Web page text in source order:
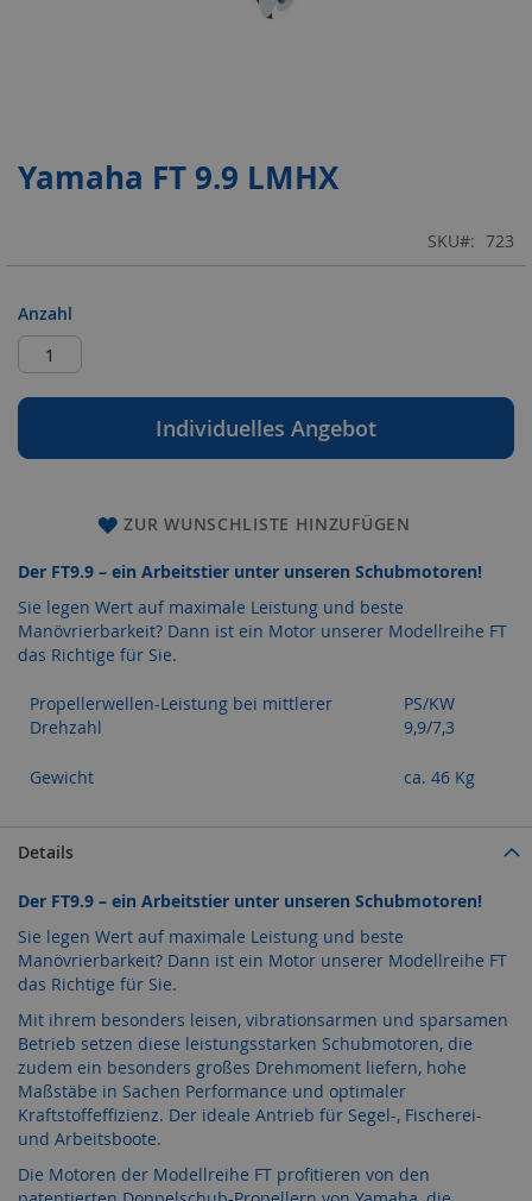
Yamaha FT 9.9 LMHX
SKU 723
Anzahl
Individuelles Angebot
ZUR WUNSCHLISTE HINZUFÜGEN
Der FT9.9 – ein Arbeitstier unter unseren Schubmotoren!
Sie legen Wert auf maximale Leistung und beste
Manövrierbarkeit? Dann ist ein Motor unserer Modellreihe FT
das Richtige für Sie.
Propellerwellen-Leistung bei mittlerer
Drehzahl
PS/KW
9,9/7,3
Gewicht ca. 46 Kg
Zum
Anfang
springen
Details
Der FT9.9 – ein Arbeitstier unter unseren Schubmotoren!
Sie legen Wert auf maximale Leistung und beste
Manövrierbarkeit? Dann ist ein Motor unserer Modellreihe FT
das Richtige für Sie.
Mit ihrem besonders leisen, vibrationsarmen und sparsamen
Betrieb setzen diese leistungsstarken Schubmotoren, die
zudem ein besonders großes Drehmoment liefern, hohe
Maßstäbe in Sachen Performance und optimaler
Kraftstoffeffizienz. Der ideale Antrieb für Segel-, Fischerei-
und Arbeitsboote.
Die Motoren der Modellreihe FT profitieren von den